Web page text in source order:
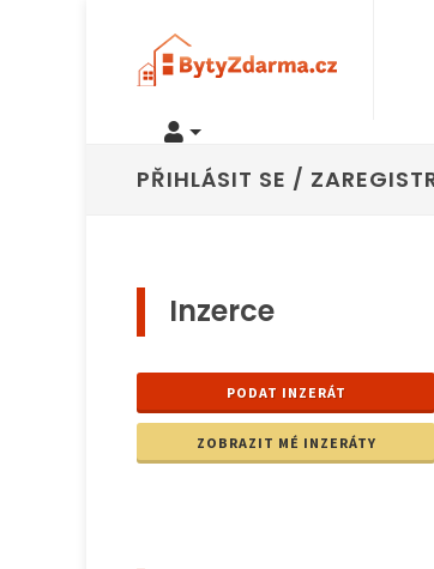
PŘIHLÁSIT SE /
Inzerce
PODAT INZERÁT
ZOBRAZIT MÉ INZERÁTY